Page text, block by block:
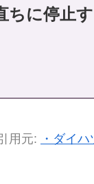
ちに停止
用元: ・ダイ